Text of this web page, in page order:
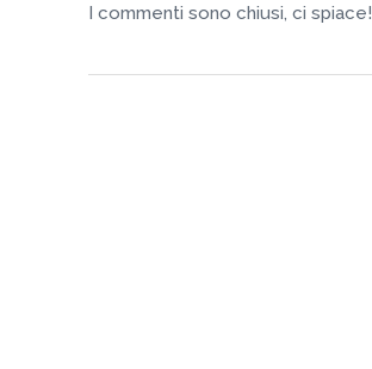
I commenti sono chiusi, ci spiace!